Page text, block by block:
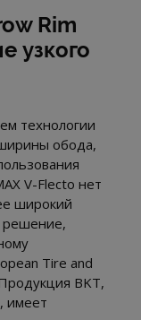
Rim
узкого
технологии
обода,
V-Flecto нет
широкий
решение,
Tire and
BKT,
имеет